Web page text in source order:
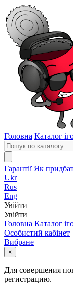
Головна Каталог
Гарантії Як
Ukr
Rus
Eng
Увійти
Увійти
Головна Каталог
Особистий кабінет
Вибране
×
Для совершения
регистрацию.